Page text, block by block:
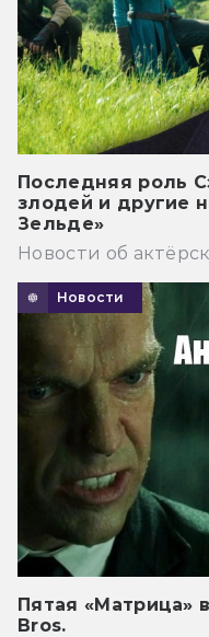
Последняя роль
злодей и другие
Зельде»
Новости об
Новости
Пятая «Матрица»
Bros.